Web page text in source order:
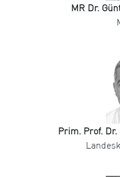
MR Dr.
Prim. Prof.